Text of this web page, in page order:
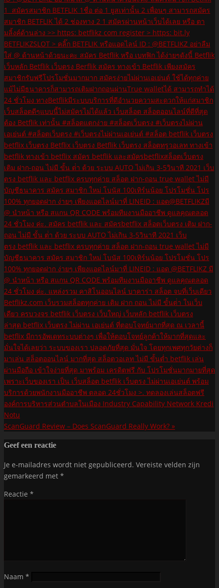
ScanGuard Review – Does ScanGuard Really Work? »
Geef een reactie
Je e-mailadres wordt niet gepubliceerd. Vereiste velden zijn
gemarkeerd met *
Reactie *
Naam *